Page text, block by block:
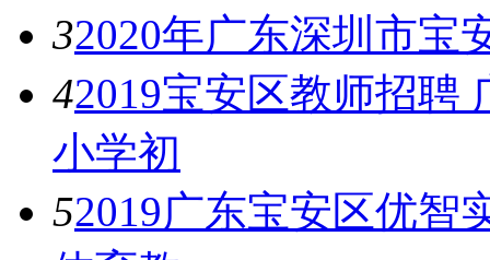
32020年广东深圳市宝
42019宝安区教师招聘
小学初
52019广东宝安区优智